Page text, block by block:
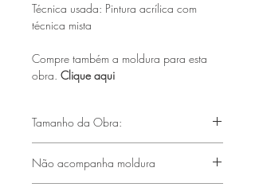
Técnica usada: Pintura acrílica com
técnica mista
Compre também a moldura para esta
obra. Clique aqui
Tamanho da Obra:
Não acompanha moldura